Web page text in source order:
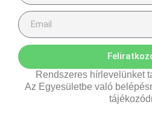
Rendszeres hírlevelünket
Az Egyesületbe való